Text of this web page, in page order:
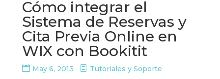
Cómo integrar el
Sistema de Reservas y
Cita Previa Online en
WIX con Bookitit
May 6, 2013 Tutoriales y Soporte